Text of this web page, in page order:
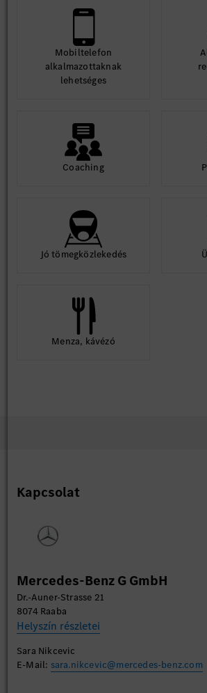
Mobiltelefon
alkalmazottaknak
lehetséges
Coaching
Jó tömegközlekedés
Menza, kávézó
Kapcsolat
Mercedes-Benz G GmbH
Dr.-Auner-Strasse 21
8074 Raaba
Helyszín részletei
Sara Nikcevic
E-Mail: sara.nikcevic@mercedes-benz.com